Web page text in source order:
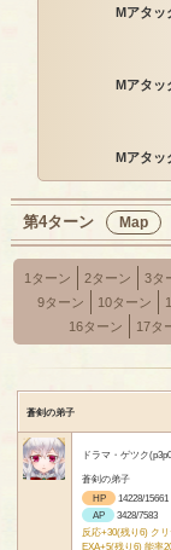
Mアタッ
Mアタッ
Mアタッ
第4ターン Map
1ターン 2ターン 3タ
9ターン
10ターン
16ターン
17タ
蒼剣の弟子
ドラマ・ゲツク
蒼剣の弟子
HP
14228/15661
AP
3428/7583
反応+30(残り6) ク
EXA+5(残り6) 能率